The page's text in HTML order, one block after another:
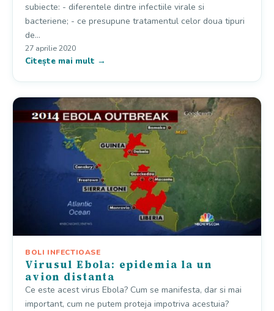
subiecte: - diferentele dintre infectiile virale si
bacteriene; - ce presupune tratamentul celor doua tipuri
de…
27 aprilie 2020
Citește mai mult →
BOLI INFECTIOASE
Virusul Ebola: epidemia la un
avion distanta
Ce este acest virus Ebola? Cum se manifesta, dar si mai
important, cum ne putem proteja impotriva acestuia?